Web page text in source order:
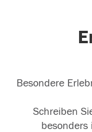
Besondere
Schreiben